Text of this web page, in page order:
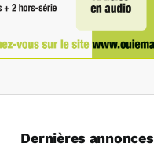
Dernières annonces